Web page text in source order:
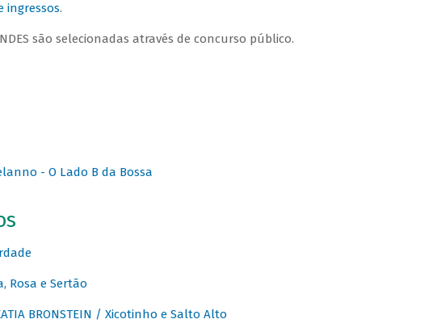
ingressos.
são selecionadas através de concurso público.
- O Lado B da Bossa
Rosa e Sertão
BRONSTEIN / Xicotinho e Salto Alto